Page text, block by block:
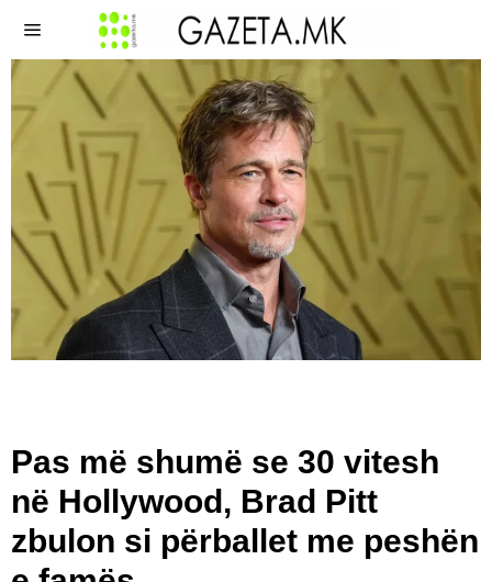
Pas më shumë se 30 vitesh
në Hollywood, Brad Pitt
zbulon si përballet me peshën